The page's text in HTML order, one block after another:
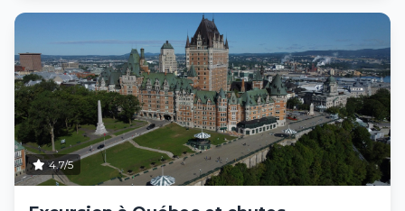
4.7/5